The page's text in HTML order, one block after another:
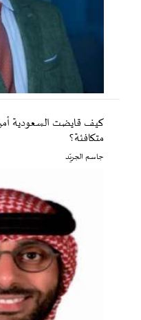
كيف قايضت السعودية
متكافئة؟
جاسم الجريّد